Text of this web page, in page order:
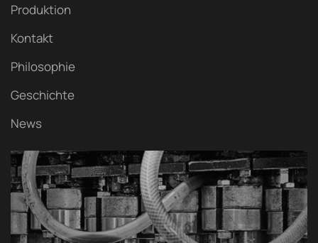
Produktion
Kontakt
Philosophie
Geschichte
News